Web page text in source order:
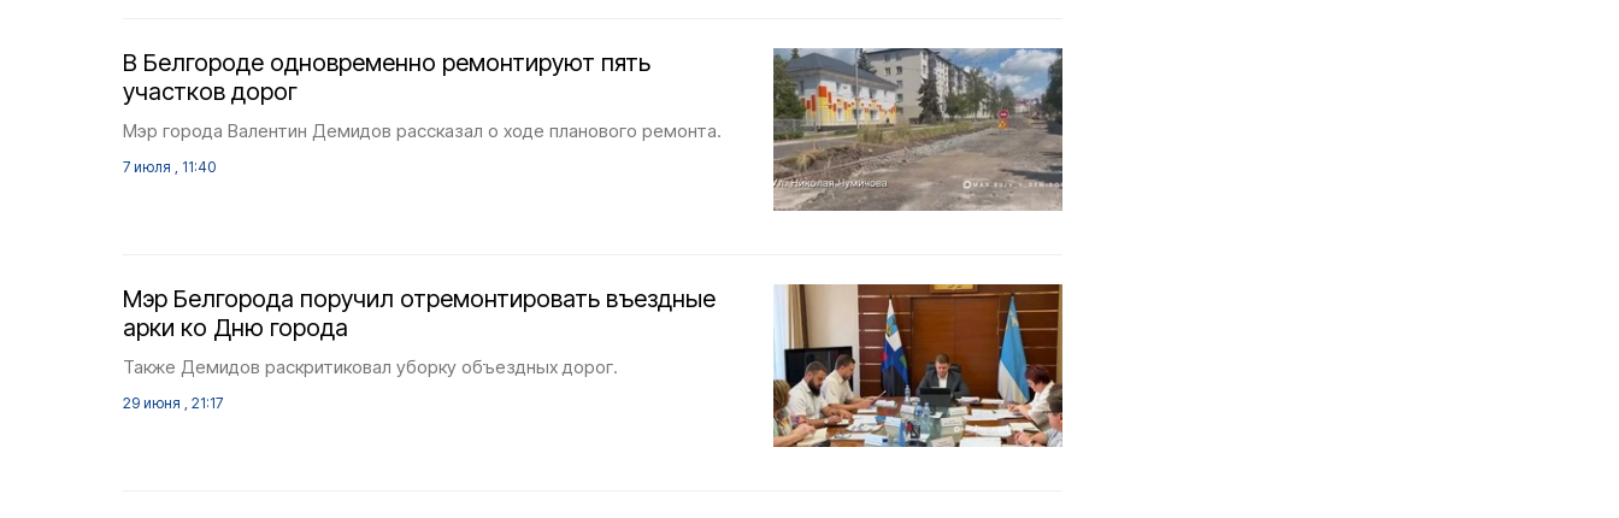
В Белгороде одновременно ремонтируют пять
участков дорог
Мэр города Валентин Демидов рассказал о ходе планового ремонта.
7 июля , 11:40
Мэр Белгорода поручил отремонтировать въездные
арки ко Дню города
Также Демидов раскритиковал уборку объездных дорог.
29 июня , 21:17